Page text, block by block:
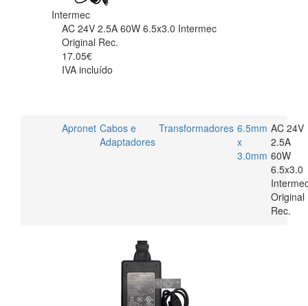
Intermec
AC 24V 2.5A 60W 6.5x3.0 Intermec
Original Rec.
17.05€
IVA incluído
Apronet Cabos e
Adaptadores
Transformadores 6.5mm
x
3.0mm
AC 24V
2.5A
60W
6.5x3.0
Original
Rec.